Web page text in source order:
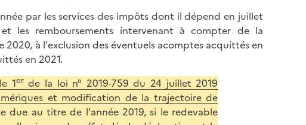
par les services des impôts dont il dépend en juillet
les remboursements intervenant à compter de la
à l'exclusion des éventuels acomptes acquittés en
en 2021.
1erde la loi n° 2019-759 du 24 juillet 2019
et modification de la trajectoire de
due au titre de l'année 2019, si le redevable